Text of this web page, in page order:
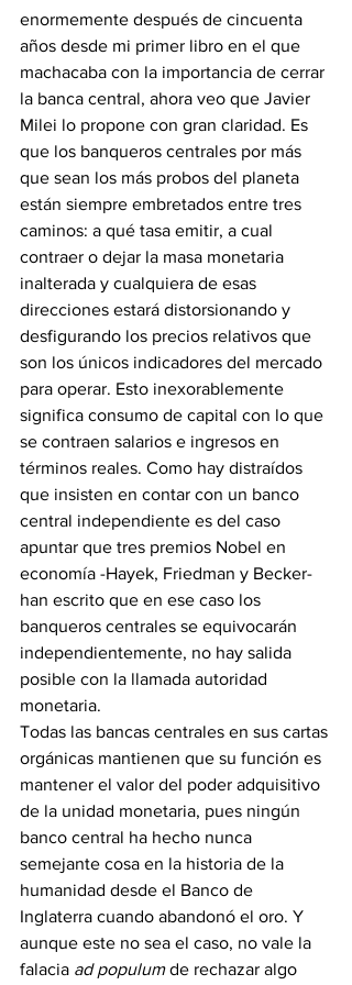
enormemente después de cincuenta
años desde mi primer libro en el que
machacaba con la importancia de cerrar
la banca central, ahora veo que Javier
Milei lo propone con gran claridad. Es
que los banqueros centrales por más
que sean los más probos del planeta
están siempre embretados entre tres
caminos: a qué tasa emitir, a cual
contraer o dejar la masa monetaria
inalterada y cualquiera de esas
direcciones estará distorsionando y
desfigurando los precios relativos que
son los únicos indicadores del mercado
para operar. Esto inexorablemente
significa consumo de capital con lo que
se contraen salarios e ingresos en
términos reales. Como hay distraídos
que insisten en contar con un banco
central independiente es del caso
apuntar que tres premios Nobel en
economía -Hayek, Friedman y Becker-
han escrito que en ese caso los
banqueros centrales se equivocarán
independientemente, no hay salida
posible con la llamada autoridad
monetaria.
Todas las bancas centrales en sus cartas
orgánicas mantienen que su función es
mantener el valor del poder adquisitivo
de la unidad monetaria, pues ningún
banco central ha hecho nunca
semejante cosa en la historia de la
humanidad desde el Banco de
Inglaterra cuando abandonó el oro. Y
aunque este no sea el caso, no vale la
falacia ad populum de rechazar algo